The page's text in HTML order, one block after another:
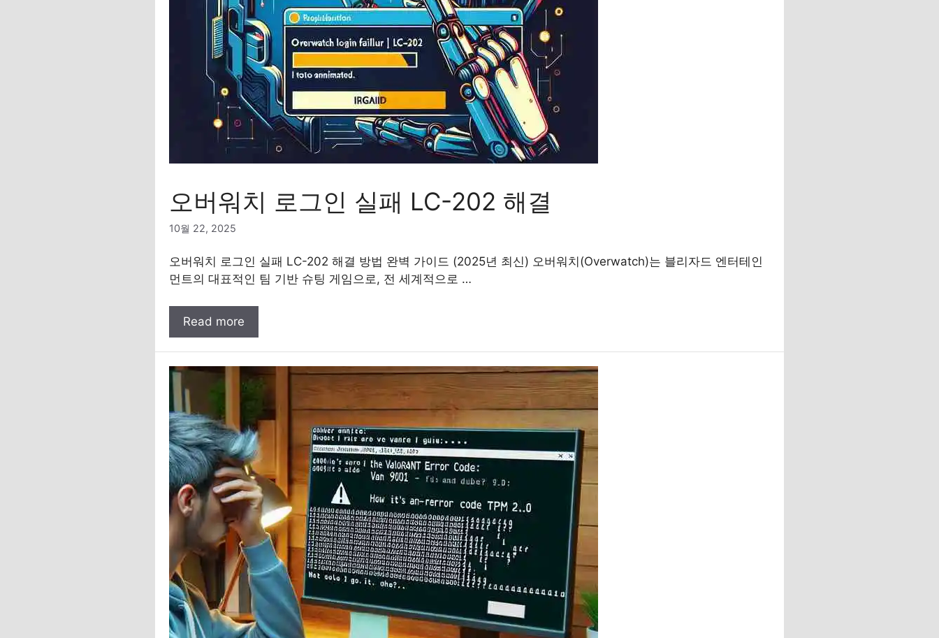
오버워치 로그인 실패 LC-202 해결
10월 22, 2025
오버워치 로그인 실패 LC-202 해결 방법 완벽 가이드 (2025년 최신) 오버워치(Overwatch)는 블리자드 엔터테인
먼트의 대표적인 팀 기반 슈팅 게임으로, 전 세계적으로 …
Read more